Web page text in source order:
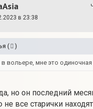
в 23:38
( )
в вольере, мне это
но он последний
все старички